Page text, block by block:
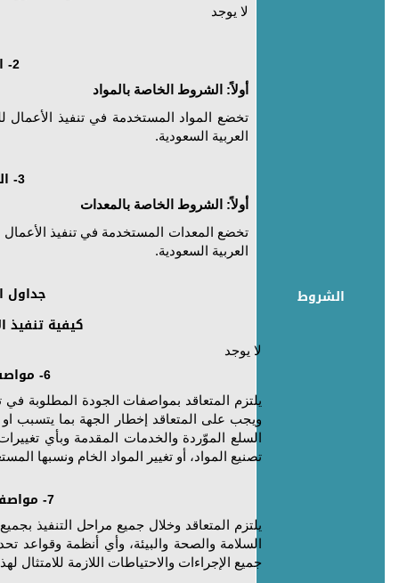
الشروط
لا يوجد
2- المواد
أولاً: الشروط الخاصة بالمواد
تخضع المواد المستخدمة في تنفيذ
العربية السعودية.
3- المعدات
أولاً: الشروط الخاصة بالمعدات
تخضع المعدات المستخدمة في تنفيذ
العربية السعودية.
جداول
كيفية تنفيذ
لا يوجد
6- مواصفات الجودة
يلتزم المتعاقد بمواصفات الجودة المطلوبة
ويجب على المتعاقد إخطار الجهة بما يتسبب
السلع الموّردة والخدمات المقدمة وبأي
تصنيع المواد، أو تغيير المواد الخام ونسبها
7- مواصفات السلامة
يلتزم المتعاقد وخلال جميع مراحل التنفيذ
السلامة والصحة والبيئة، وأي أنظمة
جميع الإجراءات والاحتياطات اللازمة للامتثال